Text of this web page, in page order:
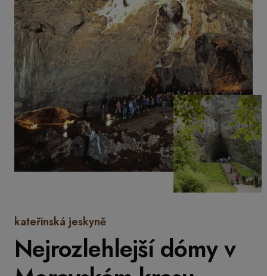
kateřinská jeskyně
Nejrozlehlejší dómy v